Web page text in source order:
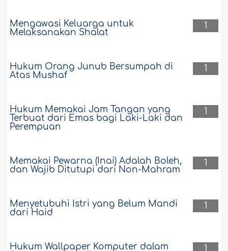
1
Mengawasi Keluarga untuk
Melaksanakan Shalat
1
Hukum Orang Junub Bersumpah di
Atas Mushaf
1
Hukum Memakai Jam Tangan yang
Terbuat dari Emas bagi Laki-Laki dan
Perempuan
1
Memakai Pewarna (Inai) Adalah Boleh,
dan Wajib Ditutupi dari Non-Mahram
1
Menyetubuhi Istri yang Belum Mandi
dari Haid
1
Hukum Wallpaper Komputer dalam